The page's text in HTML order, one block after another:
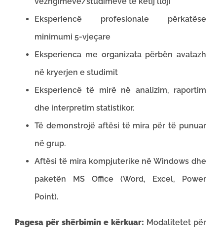
Eksperiencë profesionale përkatëse
minimumi 5-vjeçare
Eksperienca me organizata përbën avatazh
në kryerjen e studimit
Eksperiencë të mirë në analizim, raportim
dhe interpretim statistikor.
Të demonstrojë aftësi të mira për të punuar
në grup.
Aftësi të mira kompjuterike në Windows dhe
paketën MS Office (Word, Excel, Power
Point).
Pagesa për shërbimin e kërkuar: Modalitetet për